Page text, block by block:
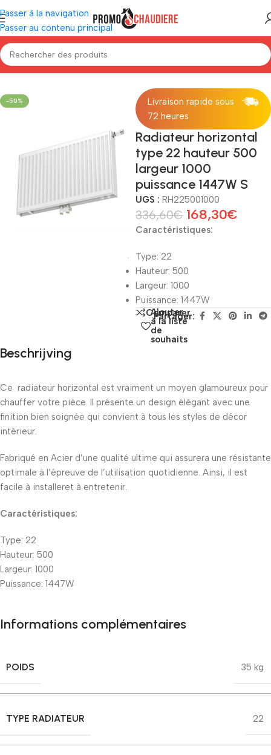
Passer à la navigation
Passer au contenu principal
Accueil/Radiateur/Radiateurs horizontaux
-50%
Livraison rapide sous
72 heures
Radiateur horizontal
type 22 hauteur 500
largeur 1000
puissance 1447W S
UGS : RH225001000
336,60€ 168,30€
Caractéristiques:
Type: 22
Hauteur: 500
Largeur: 1000
Puissance: 1447W
Comparer
Ajouter
à la liste
de
souhaits
Partager:
Beschrijving
Ce radiateur horizontal est vraiment un moyen glamoureux pour
chauffer votre pièce. Il présente un design élégant avec une
finition bien soignée qui convient à tous les styles de décor
intérieur.
Fabriqué en Acier d’une qualité ultime qui assurera une résistante
optimale à l’épreuve de l’utilisation quotidienne. Ainsi, il est
facile à installeret à entretenir.
Caractéristiques:
Type: 22
Hauteur: 500
Largeur: 1000
Puissance: 1447W
Informations complémentaires
POIDS 35 kg
TYPE RADIATEUR 22